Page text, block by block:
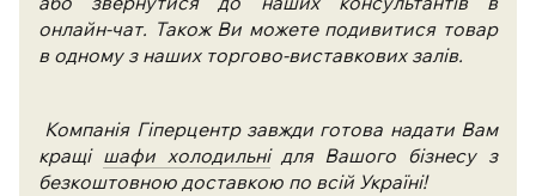
онлайн-чат. Також Ви можете подивитися товар
в одному з наших торгово-виставкових залів.
Компанія Гіперцентр завжди готова надати Вам
кращі шафи холодильні для Вашого бізнесу з
безкоштовною доставкою по всій Україні!